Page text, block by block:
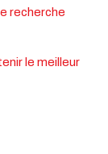
recherche
le meilleur